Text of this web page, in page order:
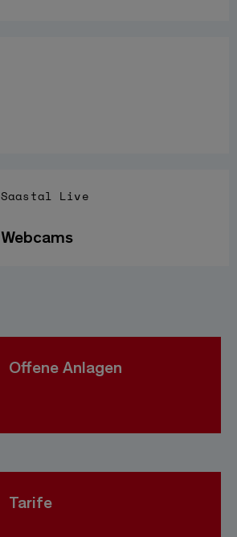
Saastal Live
Webcams
Offene Anlagen
Tarife